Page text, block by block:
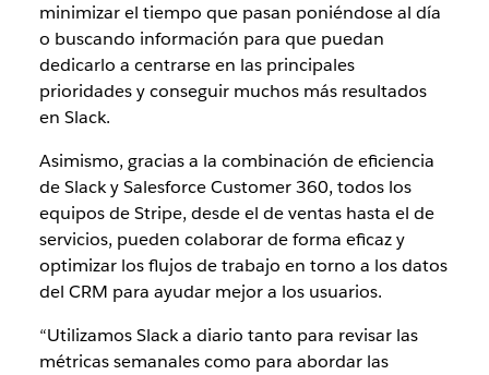
minimizar el tiempo que pasan poniéndose al día
o buscando información para que puedan
dedicarlo a centrarse en las principales
prioridades y conseguir muchos más resultados
en Slack.
Asimismo, gracias a la combinación de eficiencia
de Slack y Salesforce Customer 360, todos los
equipos de Stripe, desde el de ventas hasta el de
servicios, pueden colaborar de forma eficaz y
optimizar los flujos de trabajo en torno a los datos
del CRM para ayudar mejor a los usuarios.
“Utilizamos Slack a diario tanto para revisar las
métricas semanales como para abordar las